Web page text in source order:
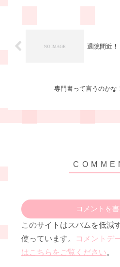
退院間近！
専門書って言うのかな
コメントを
このサイトはスパムを低減
使っています。
コメントデ
はこちらをご覧ください。